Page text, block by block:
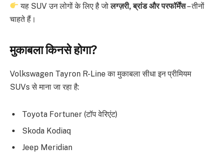
यह SUV उन लोगों के लिए है जोलग्ज़री, ब्रांड और परफॉर्मेंस– तीनों
चाहते हैं।
मुकाबला किनसे होगा?
Volkswagen Tayron R-Line का मुकाबला सीधा इन प्रीमियम
SUVs से माना जा रहा है:
Toyota Fortuner (टॉप वेरिएंट)
Skoda Kodiaq
Jeep Meridian